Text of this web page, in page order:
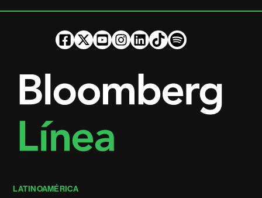
LATINOAMÉRICA